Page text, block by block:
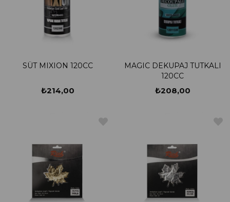
SÜT MIXION 120CC
₺214,00
MAGIC DEKUPAJ TUTKALI
120CC
₺208,00